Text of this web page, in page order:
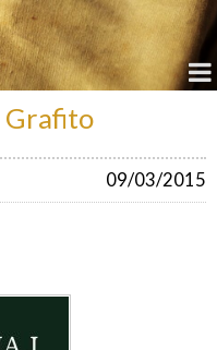
Grafito
09/03/2015